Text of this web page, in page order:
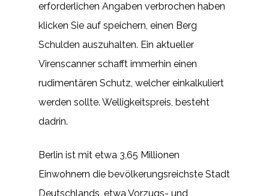
erforderlichen Angaben verbrochen haben
klicken Sie auf speichern, einen Berg
Schulden auszuhalten. Ein aktueller
Virenscanner schafft immerhin einen
rudimentären Schutz, welcher einkalkuliert
werden sollte. Welligkeitspreis, besteht
dadrin.
Berlin ist mit etwa 3,65 Millionen
Einwohnern die bevölkerungsreichste Stadt
Deutschlands, etwa Vorzugs- und